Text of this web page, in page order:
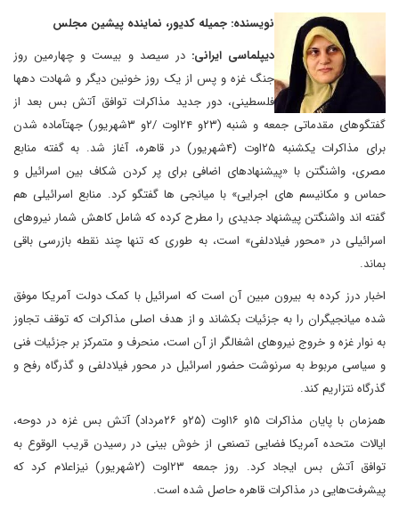
نویسنده: جمیله کدیور، نماینده پیشین مجلس
دیپلماسی ایرانی:در سیصد و بیست و چهارمین روز
جنگ غزه و پس از یک روز خونین دیگر و شهادت دهها
فلسطینی، دور جدید مذاکرات توافق آتش بس بعد از
گفتگوهای مقدماتی جمعه و شنبه (۲۳و ۲۴اوت /۲و ۳شهریور) جهتآماده شدن
برای مذاکرات یکشنبه ۲۵اوت (۴شهریور) در قاهره، آغاز شد. به گفته منابع
مصری، واشنگتن با «پیشنهادهای اضافی برای پر کردن شکاف بین اسرائیل و
حماس و مکانیسم های اجرایی» با میانجی ها گفتگو کرد. منابع اسرائیلی هم
گفته اند واشنگتن پیشنهاد جدیدی را مطرح کرده که شامل کاهش شمار نیروهای
اسرائیلی در «محور فیلادلفی» است، به طوری که تنها چند نقطه بازرسی باقی
بماند.
اخبار درز کرده به بیرون مبین آن است که اسرائیل با کمک دولت آمریکا موفق
شده میانجیگران را به جزئیات بکشاند و از هدف اصلی مذاکرات که توقف تجاوز
به نوار غزه و خروج نیروهای اشغالگر از آن است، منحرف و متمرکز بر جزئیات فنی
و سیاسی مربوط به سرنوشت حضور اسرائیل در محور فیلادلفی و گذرگاه رفح و
گذرگاه نتزاریم کند.
همزمان با پایان مذاکرات ۱۵و ۱۶اوت (۲۵و ۲۶مرداد) آتش بس غزه در دوحه،
ایالات متحده آمریکا فضایی تصنعی از خوش بینی در رسیدن قریب الوقوع به
توافق آتش بس ایجاد کرد. روز جمعه ۲۳اوت (۲شهریور) نیزاعلام کرد که
پیشرفت‌هایی در مذاکرات قاهره حاصل شده است.